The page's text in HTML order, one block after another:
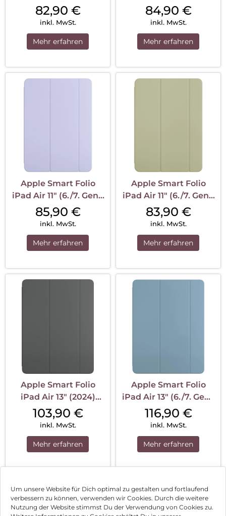
Um unsere Website für Dich optimal zu gestalten und fortlaufend
verbessern zu können, verwenden wir Cookies. Durch die weitere
Nutzung der Website stimmst Du der Verwendung von Cookies zu.
Anthrazit
82,90 €
inkl. MwSt.
Mehr erfahren
Denim
84,90 €
inkl. MwSt.
Mehr erfahren
Apple Smart Folio
iPad Air 11″ (6./7. Gen.)
Hellviolett
85,90 €
inkl. MwSt.
Mehr erfahren
Apple Smart Folio
iPad Air 11″ (6./7. Gen.)
Salbei
83,90 €
inkl. MwSt.
Mehr erfahren
Apple Smart Folio
iPad Air 13″ (2024)
Anthrazit
103,90 €
inkl. MwSt.
Mehr erfahren
Apple Smart Folio
iPad Air 13″ (6./7. Gen.)
Denim
116,90 €
inkl. MwSt.
Mehr erfahren
1 2 3 … 13 Nächste